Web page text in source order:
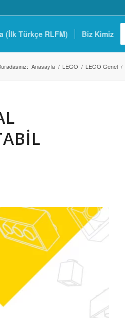
(İlk Türkçe RLFM) Biz Kimiz
Anasayfa / LEGO / LEGO Genel /